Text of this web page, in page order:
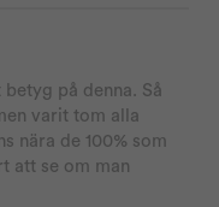
på denna. Så
varit tom alla
nära de 100% som
att se om man